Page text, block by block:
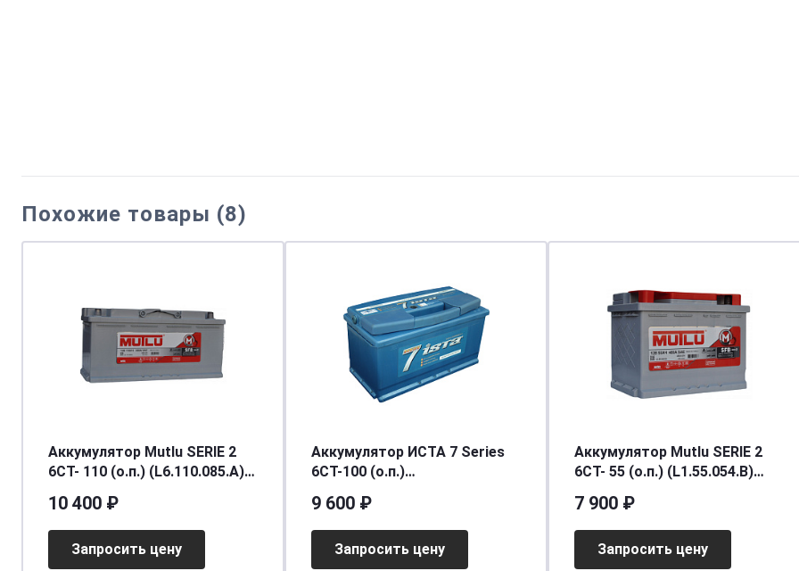
Похожие товары (8)
Аккумулятор Mutlu SERIE 2
6CT- 110 (о.п.) (L6.110.085.A)
10 400 ₽
Запросить цену
Аккумулятор ИСТА 7 Series
6СТ-100 (о.п.)
9 600 ₽
Запросить цену
Аккумулятор Mutlu SERIE 2
6CT- 55 (о.п.) (L1.55.054.B)
7 900 ₽
Запросить цену